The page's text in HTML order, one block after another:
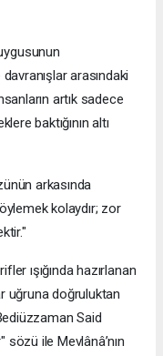
arasındaki
artık sadece
baktığının altı
arkasında
kolaydır; zor
ışığında hazırlanan
uğruna doğruluktan
Said
sözü ile Mevlânâ’nın